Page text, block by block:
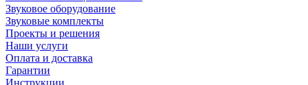
Звуковое оборудование
Звуковые комплекты
Проекты и решения
Наши услуги
Оплата и доставка
Гарантии
Инструкции